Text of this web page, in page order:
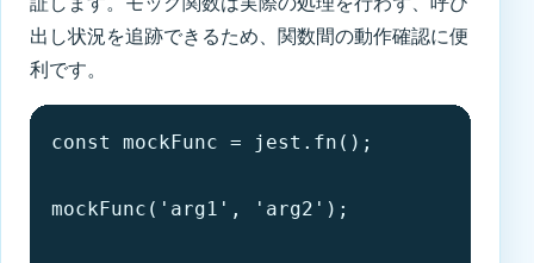
出し状況を追跡できるため、関数間の動作確認に便
利です。
const mockFunc = jest.fn();
mockFunc('arg1', 'arg2');